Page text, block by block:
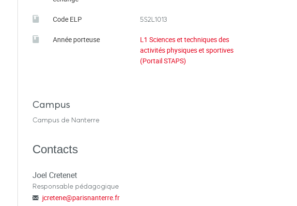
Code ELP 5S2L1013
Année porteuse
L1 Sciences et techniques des
activités physiques et sportives
(Portail STAPS)
Campus
Campus de Nanterre
Contacts
Joel Cretenet
Responsable pédagogique
jcretene@parisnanterre.fr